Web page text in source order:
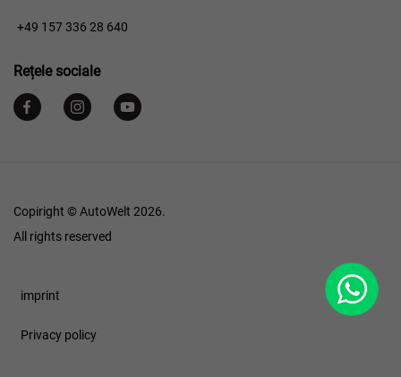
+49 157 336 28 640
Rețele sociale
Copiright © AutoWelt 2026.
All rights reserved
WhatsApp
Footer
imprint
Privacy policy